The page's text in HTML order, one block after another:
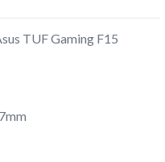
TUF Gaming F15